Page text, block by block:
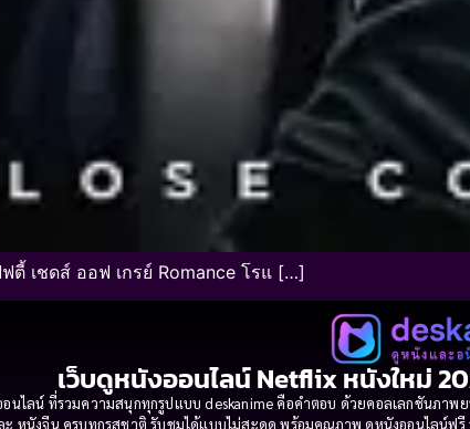
ตี้ เชดส์ ออฟ เกรย์ Romance โรแ […]
เว็บดูหนังออนไลน์ Netflix หนังใหม่
นไลน์ ที่รวมความสนุกทุกรูปแบบ deskanime คือคำตอบ ด้วยคอลเลกชันภา
ะ หนังจีน ครบทุกรสชาติ รับชมได้แบบไม่สะดุด พร้อมคุณภาพ ดูหนังออนไลน์ฟรี